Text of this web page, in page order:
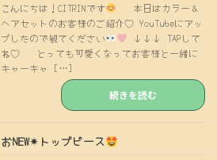
こんにちは！CITRINです
本日はカラー＆
ヘアセットのお客様のご紹介♡ YouTubeにアッ
プしたので観てください
↓↓↓ TAPして
ね♡ とっても可愛くなってお客様と一緒に
キャーキャ […]
続きを読む
おNEW✴︎トップピース